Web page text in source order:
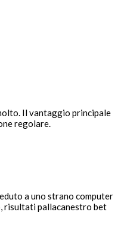
Il vantaggio principale
regolare.
a uno strano computer
risultati pallacanestro bet